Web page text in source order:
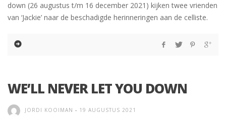
down (26 augustus t/m 16 december 2021) kijken twee vrienden
van ‘Jackie’ naar de beschadigde herinneringen aan de celliste.
WE’LL NEVER LET YOU DOWN
JORDI KOOIMAN - 19 AUGUSTUS 2021